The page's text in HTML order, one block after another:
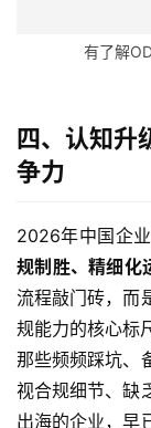
有了解
四、认知升
争力
2026年中国企
规制胜、精细化
流程敲门砖，而
规能力的核心标
那些频频踩坑、
视合规细节、缺
出海的企业，早